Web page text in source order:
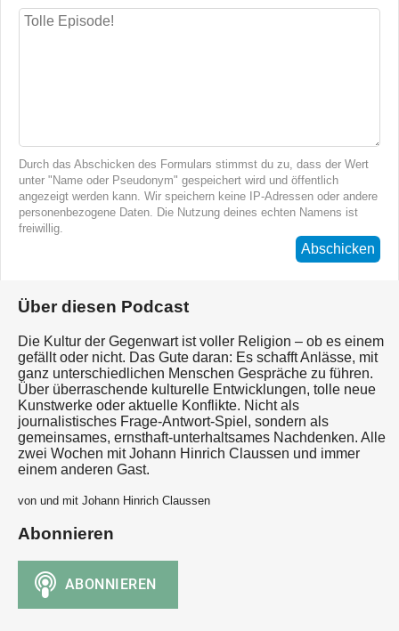
Durch das Abschicken des Formulars stimmst du zu, dass der Wert
unter "Name oder Pseudonym" gespeichert wird und öffentlich
angezeigt werden kann. Wir speichern keine IP-Adressen oder andere
personenbezogene Daten. Die Nutzung deines echten Namens ist
freiwillig.
Abschicken
Über diesen Podcast
Die Kultur der Gegenwart ist voller Religion – ob es einem
gefällt oder nicht. Das Gute daran: Es schafft Anlässe, mit
ganz unterschiedlichen Menschen Gespräche zu führen.
Über überraschende kulturelle Entwicklungen, tolle neue
Kunstwerke oder aktuelle Konflikte. Nicht als
journalistisches Frage-Antwort-Spiel, sondern als
gemeinsames, ernsthaft-unterhaltsames Nachdenken. Alle
zwei Wochen mit Johann Hinrich Claussen und immer
einem anderen Gast.
von und mit Johann Hinrich Claussen
Abonnieren